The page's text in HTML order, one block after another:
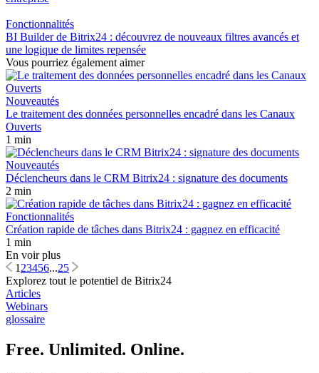
Fonctionnalités
BI Builder de Bitrix24 : découvrez de nouveaux filtres avancés et
une logique de limites repensée
Vous pourriez également aimer
Nouveautés
Le traitement des données personnelles encadré dans les Canaux
Ouverts
1 min
Nouveautés
Déclencheurs dans le CRM Bitrix24 : signature des documents
2 min
Fonctionnalités
Création rapide de tâches dans Bitrix24 : gagnez en efficacité
1 min
En voir plus
123456...25
Explorez tout le potentiel de Bitrix24
Articles
Webinars
glossaire
Free. Unlimited. Online.